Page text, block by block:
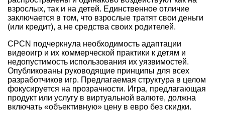
взрослых, так и на детей. Единственное отличие
заключается в том, что взрослые тратят свои деньги
(или кредит), а не средства своих родителей.
CPCN подчеркнула необходимость адаптации
видеоигр и их коммерческой практики к детям и
недопустимость использования их уязвимостей.
Опубликованы руководящие принципы для всех
разработчиков игр. Предлагаемая структура в целом
фокусируется на прозрачности. Игра, предлагающая
продукт или услугу в виртуальной валюте, должна
включать «объективную» цену в евро без скидки.